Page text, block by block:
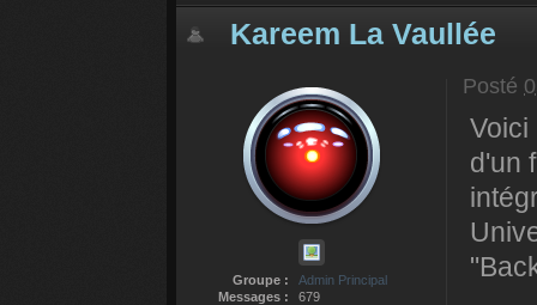
Kareem La Vaullée
Groupe :
Admin Principal
Messages :
679
Posté
Voici
d'un